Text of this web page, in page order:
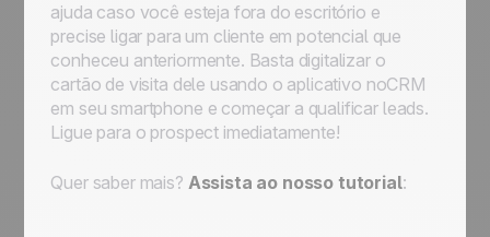
ajuda caso você esteja fora do escritório e
precise ligar para um cliente em potencial que
conheceu anteriormente. Basta digitalizar o
cartão de visita dele usando o aplicativo noCRM
em seu smartphone e começar a qualificar leads.
Ligue para o prospect imediatamente!
Quer saber mais? Assista ao nosso tutorial: